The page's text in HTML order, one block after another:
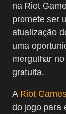
na Riot
promete ser
atualização
uma
mergulhar
gratuita.
A Riot Games
do jogo para